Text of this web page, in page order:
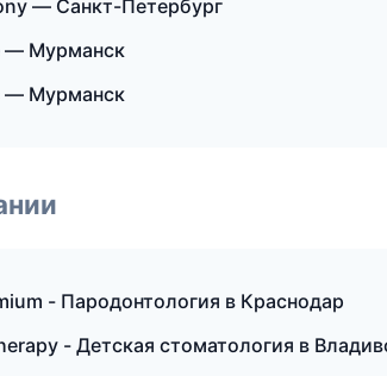
— Санкт-Петербург
— Мурманск
— Мурманск
- Пародонтология в Краснодар
- Детская стоматология в